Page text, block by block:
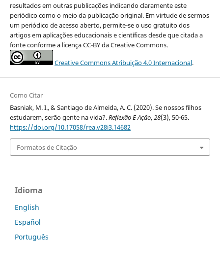
resultados em outras publicações indicando claramente este
periódico como o meio da publicação original. Em virtude de sermos
um periódico de acesso aberto, permite-se o uso gratuito dos
artigos em aplicações educacionais e científicas desde que citada a
fonte conforme a licença CC-BY da Creative Commons.
Creative Commons Atribuição 4.0 Internacional.
Como Citar
Basniak, M. I., & Santiago de Almeida, A. C. (2020). Se nossos filhos
estudarem, serão gente na vida?.Reflexão E Ação,28(3), 50-65.
https://doi.org/10.17058/rea.v28i3.14682
Formatos de Citação
Idioma
English
Español
Português